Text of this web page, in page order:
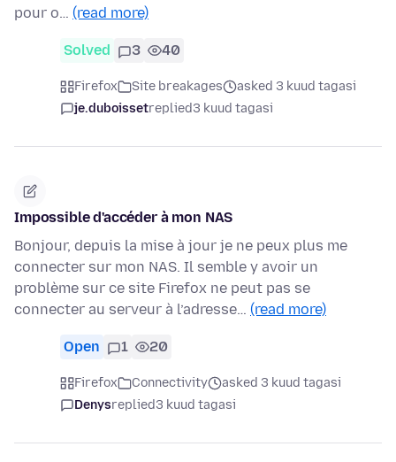
pour o… (read more)
Solved 3 40
Firefox Site breakages
asked 3 kuud tagasi
je.duboissetreplied3 kuud tagasi
Impossible d'accéder à mon NAS
Bonjour, depuis la mise à jour je ne peux plus me
connecter sur mon NAS. Il semble y avoir un
problème sur ce site Firefox ne peut pas se
connecter au serveur à l’adresse… (read more)
Open 1 20
Firefox Connectivity
asked 3 kuud tagasi
Denysreplied3 kuud tagasi